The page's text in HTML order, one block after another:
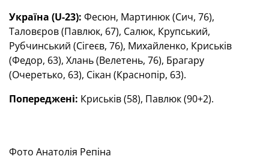
Україна (U-23): Фесюн, Мартинюк (Сич, 76),
Таловєров (Павлюк, 67), Салюк, Крупський,
Рубчинський (Сігеєв, 76), Михайленко, Криськів
(Федор, 63), Хлань (Велетень, 76), Брагару
(Очеретько, 63), Сікан (Краснопір, 63).
Попереджені: Криськів (58), Павлюк (90+2).
Фото Анатолія Репіна